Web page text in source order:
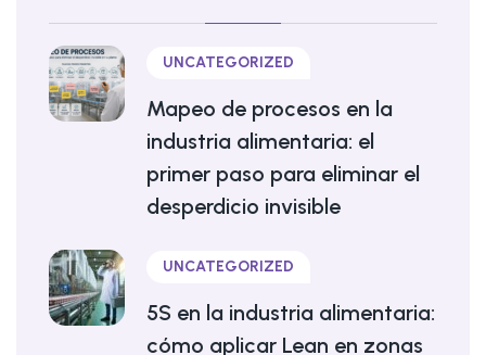
UNCATEGORIZED
Mapeo de procesos en la
industria alimentaria: el
primer paso para eliminar el
desperdicio invisible
UNCATEGORIZED
5S en la industria alimentaria:
cómo aplicar Lean en zonas